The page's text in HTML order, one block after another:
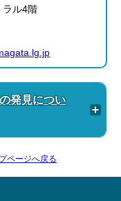
ラル4階
発見につい
ページへ戻る